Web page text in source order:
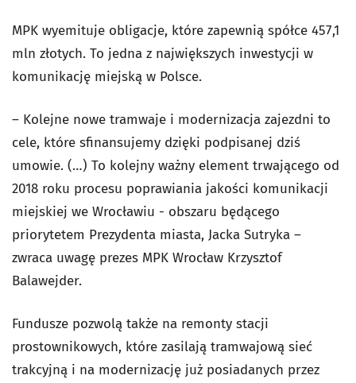
MPK wyemituje obligacje, które zapewnią spółce 457,1
mln złotych. To jedna z największych inwestycji w
komunikację miejską w Polsce.
– Kolejne nowe tramwaje i modernizacja zajezdni to
cele, które sfinansujemy dzięki podpisanej dziś
umowie. (…) To kolejny ważny element trwającego od
2018 roku procesu poprawiania jakości komunikacji
miejskiej we Wrocławiu - obszaru będącego
priorytetem Prezydenta miasta, Jacka Sutryka –
zwraca uwagę prezes MPK Wrocław Krzysztof
Balawejder.
Fundusze pozwolą także na remonty stacji
prostownikowych, które zasilają tramwajową sieć
trakcyjną i na modernizację już posiadanych przez